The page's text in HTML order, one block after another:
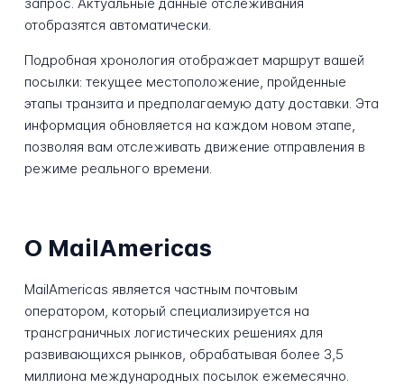
отобразятся автоматически.
Подробная хронология отображает маршрут вашей
посылки: текущее местоположение, пройденные
этапы транзита и предполагаемую дату доставки. Эта
информация обновляется на каждом новом этапе,
позволяя вам отслеживать движение отправления в
режиме реального времени.
О MailAmericas
MailAmericas является частным почтовым
оператором, который специализируется на
трансграничных логистических решениях для
развивающихся рынков, обрабатывая более 3,5
миллиона международных посылок ежемесячно.